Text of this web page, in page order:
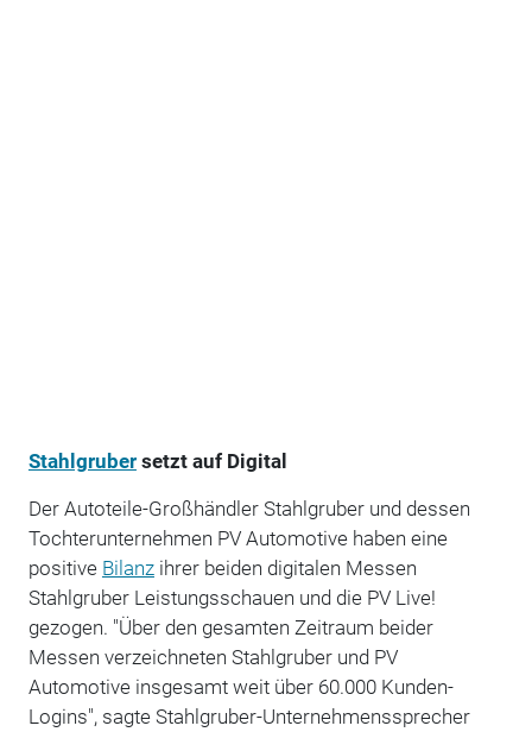
Stahlgrubersetzt auf Digital
Der Autoteile-Großhändler Stahlgruber und dessen
Tochterunternehmen PV Automotive haben eine
positive Bilanzihrer beiden digitalen Messen
Stahlgruber Leistungsschauen und die PV Live!
gezogen. "Über den gesamten Zeitraum beider
Messen verzeichneten Stahlgruber und PV
Automotive insgesamt weit über 60.000 Kunden-
Logins", sagte Stahlgruber-Unternehmenssprecher